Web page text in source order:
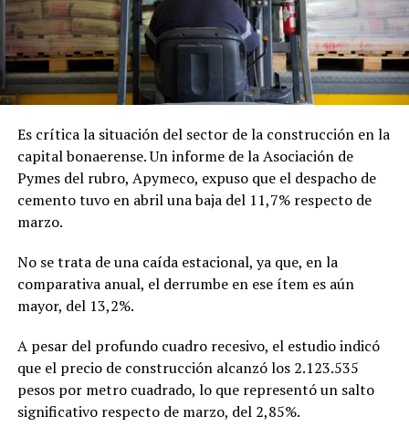
Es crítica la situación del sector de la construcción en la
capital bonaerense. Un informe de la Asociación de
Pymes del rubro, Apymeco, expuso que el despacho de
cemento tuvo en abril una baja del 11,7% respecto de
marzo.
No se trata de una caída estacional, ya que, en la
comparativa anual, el derrumbe en ese ítem es aún
mayor, del 13,2%.
A pesar del profundo cuadro recesivo, el estudio indicó
que el precio de construcción alcanzó los 2.123.535
pesos por metro cuadrado, lo que representó un salto
significativo respecto de marzo, del 2,85%.